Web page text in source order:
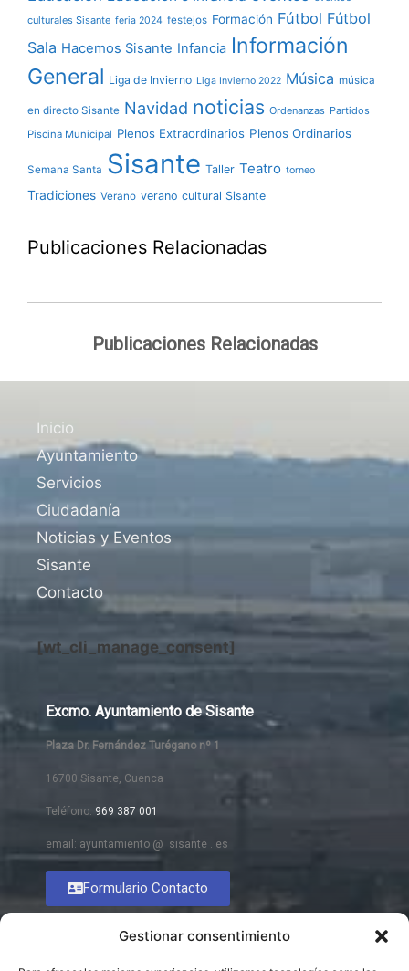
Gestionar consentimiento
culturales Sisante feria 2024 festejos Formación Fútbol Fútbol
Sala Hacemos Sisante Infancia Información
General Liga de Invierno Liga Invierno 2022 Música música
en directo Sisante Navidad noticias Ordenanzas Partidos
Piscina Municipal Plenos Extraordinarios Plenos Ordinarios
Semana Santa Sisante Taller Teatro torneo
Tradiciones Verano verano cultural Sisante
Publicaciones Relacionadas
Publicaciones Relacionadas
Inicio
Ayuntamiento
Servicios
Ciudadanía
Noticias y Eventos
Sisante
Contacto
[wt_cli_manage_consent]
Excmo. Ayuntamiento de Sisante
Plaza Dr. Fernández Turégano nº 1
16700 Sisante, Cuenca
Teléfono: 969 387 001
email: ayuntamiento @ sisante . es
Formulario Contacto